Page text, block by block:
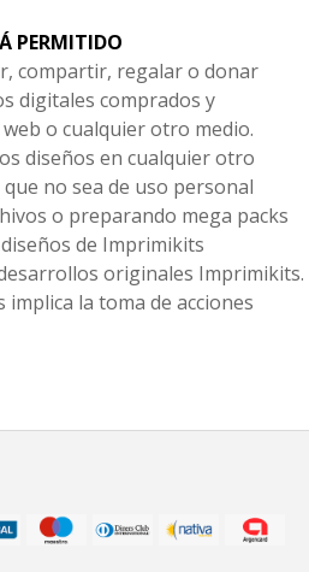
PERMITIDO
compartir, regalar o donar
digitales comprados y
o cualquier otro medio.
diseños en cualquier otro
no sea de uso personal
o preparando mega packs
de Imprimikits
originales Imprimikits.
implica la toma de acciones